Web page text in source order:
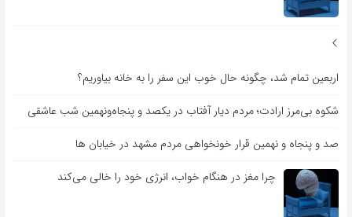
اربعین تمام شد، چگونه حال خوب این سفر را به خانه بیاوریم؟
شکوه بی‌مرز ارادت؛ مردم دیار آفتاب در یکصد و پنجاه‌ونهمین شب عاشقی
صد و پنجاه و نهمین قرار خونخواهی مردم مشهد در خیابان ها
چرا مغز در هنگام خواب، انرژی خود را خالی می‌کند